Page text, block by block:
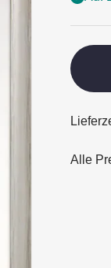
Alle